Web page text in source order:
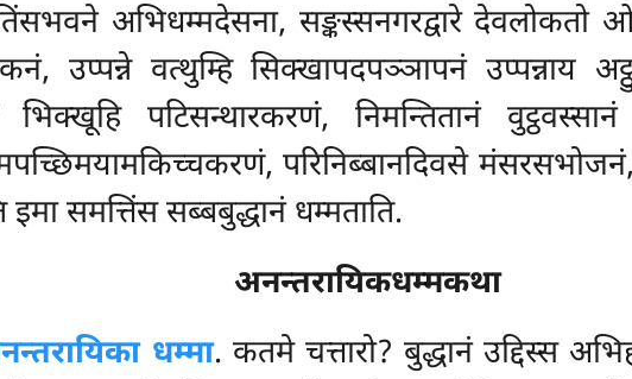
अभिधम्मदेसना, सङ्कस्सनगरद्वारे
उप्पन्ने वत्थुम्हि सिक्खापदपञ्ञापनं उप्पन्नाय
पटिसन्थारकरणं, निमन्तितानं
परिनिब्बानदिवसे
इमासमत्तिंस सब्बबुद्धानं धम्मताति.
अनन्तरायिकधम्मकथा
धम्मा. कतमे चत्तारो? बुद्धानं उद्दिस्स